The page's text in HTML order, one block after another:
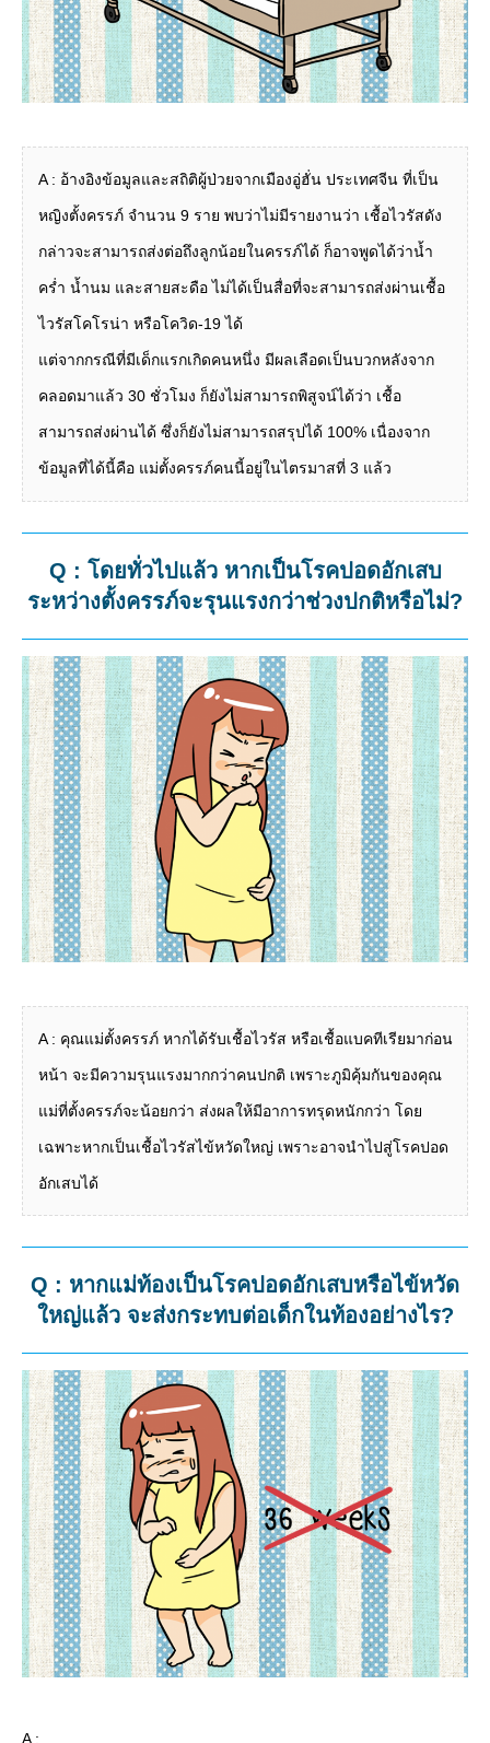
A : อ้างอิงข้อมูลและสถิติผู้ป่วยจากเมืองอู่ฮั่น ประเทศจีน ที่เป็น
หญิงตั้งครรภ์ จำนวน 9 ราย พบว่าไม่มีรายงานว่า เชื้อไวรัสดัง
กล่าวจะสามารถส่งต่อถึงลูกน้อยในครรภ์ได้ ก็อาจพูดได้ว่าน้ำ
คร่ำ น้ำนม และสายสะดือ ไม่ได้เป็นสื่อที่จะสามารถส่งผ่านเชื้อ
ไวรัสโคโรน่า หรือโควิด-19 ได้
แต่จากกรณีที่มีเด็กแรกเกิดคนหนึ่ง มีผลเลือดเป็นบวกหลังจาก
คลอดมาแล้ว 30 ชั่วโมง ก็ยังไม่สามารถพิสูจน์ได้ว่า เชื้อ
สามารถส่งผ่านได้ ซึ่งก็ยังไม่สามารถสรุปได้ 100% เนื่องจาก
ข้อมูลที่ได้นี้คือ แม่ตั้งครรภ์คนนี้อยู่ในไตรมาสที่ 3 แล้ว
Q : โดยทั่วไปแล้ว หากเป็นโรคปอดอักเสบ
ระหว่างตั้งครรภ์จะรุนแรงกว่าช่วงปกติหรือไม่?
A : คุณแม่ตั้งครรภ์ หากได้รับเชื้อไวรัส หรือเชื้อแบคทีเรียมาก่อน
หน้า จะมีความรุนแรงมากกว่าคนปกติ เพราะภูมิคุ้มกันของคุณ
แม่ที่ตั้งครรภ์จะน้อยกว่า ส่งผลให้มีอาการทรุดหนักกว่า โดย
เฉพาะหากเป็นเชื้อไวรัสไข้หวัดใหญ่ เพราะอาจนำไปสู่โรคปอด
อักเสบได้
Q : หากแม่ท้องเป็นโรคปอดอักเสบหรือไข้หวัด
ใหญ่แล้ว จะส่งกระทบต่อเด็กในท้องอย่างไร?
A :